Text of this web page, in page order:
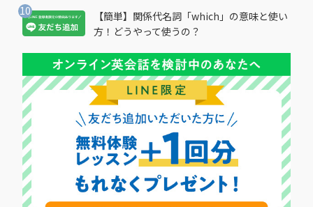
【簡単】関係代名詞「which」の意味と使い
方！どうやって使うの？